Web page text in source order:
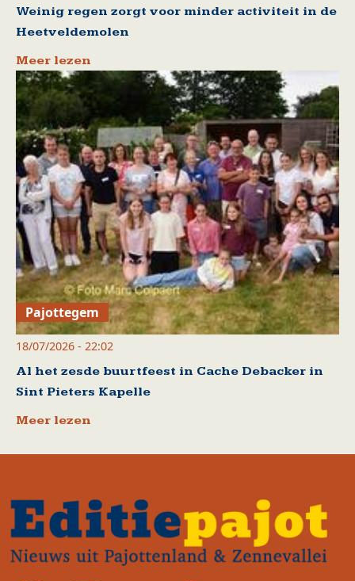
Weinig regen zorgt voor minder activiteit in de
Heetveldemolen
Meer lezen
Pajottegem
18/07/2026 - 22:02
Al het zesde buurtfeest in Cache Debacker in
Sint Pieters Kapelle
Meer lezen